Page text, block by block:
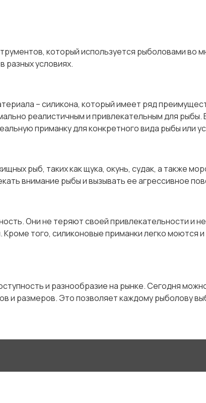
который используется рыболовами во
разных условиях.
– силикона, который имеет ряд
реалистичным и привлекательным для
приманку для конкретного вида рыбы или
рыб, таких как щука, окунь, судак, а также
внимание рыбы и вызывать ее агрессивное
Они не теряют своей привлекательности и
того, силиконовые приманки легко моются
и разнообразие на рынке. Сегодня
и размеров. Это позволяет каждому рыболову